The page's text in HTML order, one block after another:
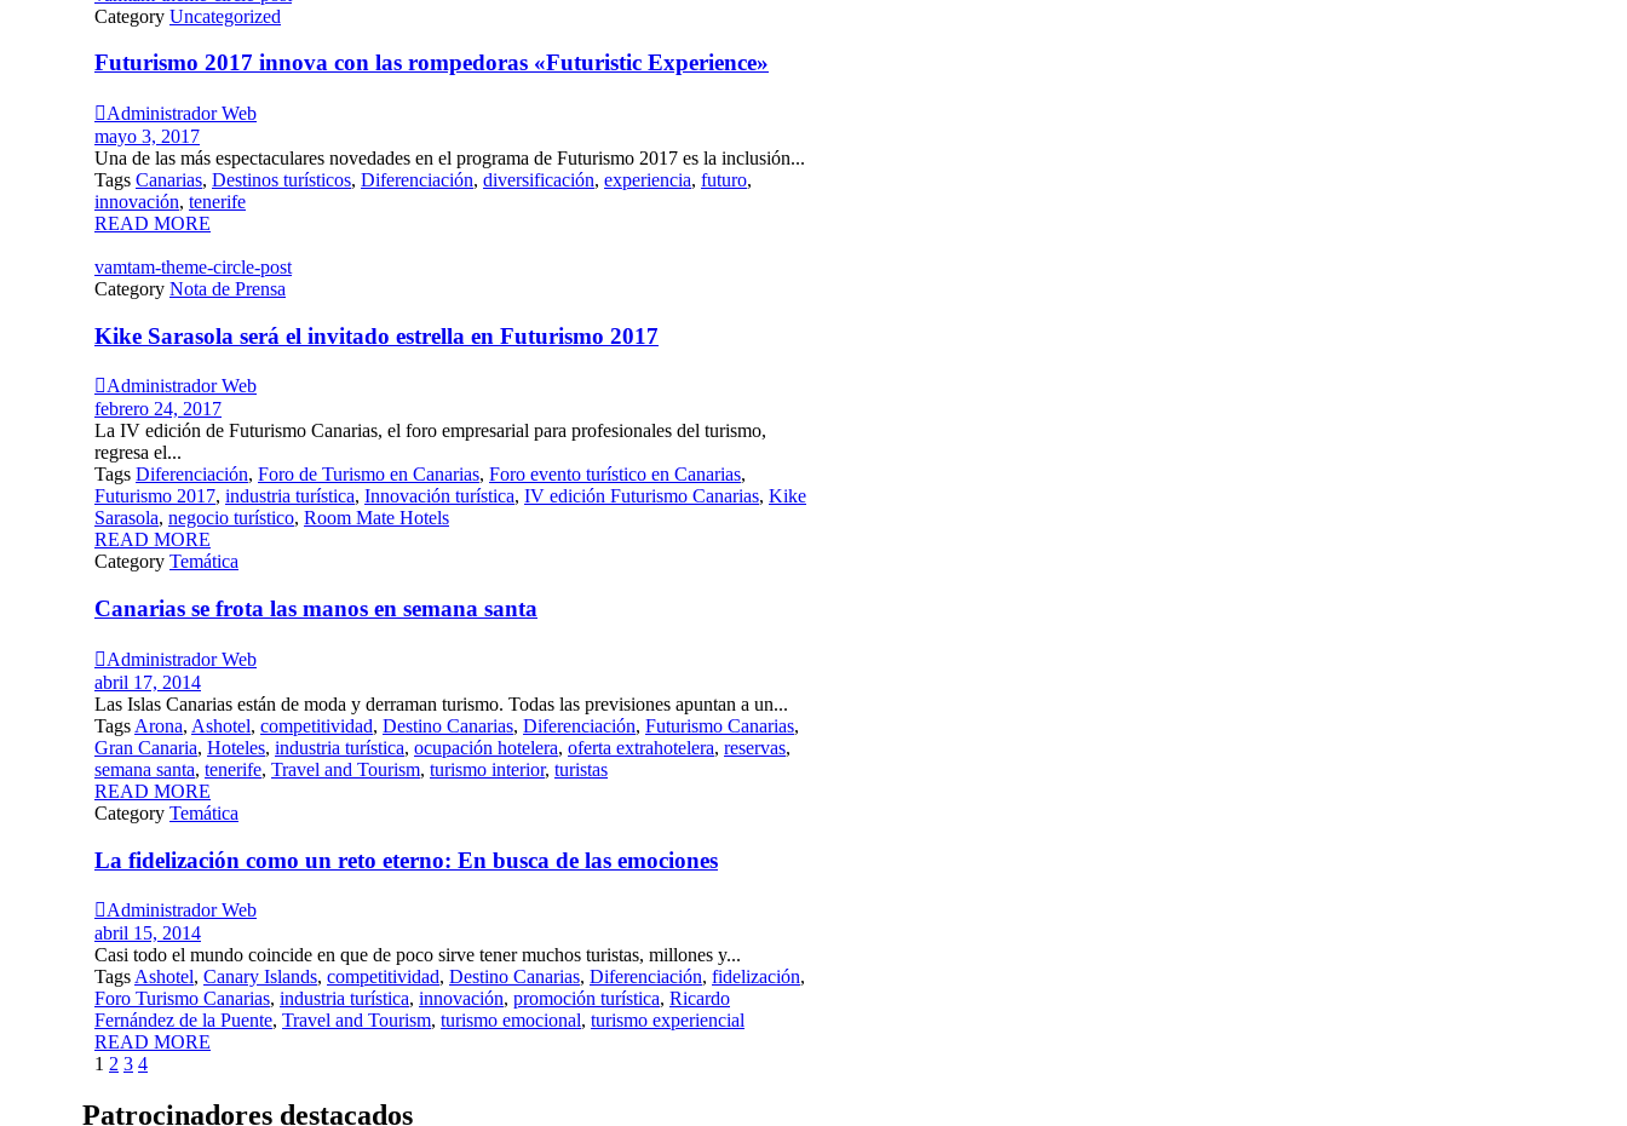
Category Uncategorized
Futurismo 2017 innova con las rompedoras «Futuristic Experience»
Administrador Web
mayo 3, 2017
Una de las más espectaculares novedades en el programa de Futurismo 2017 es la inclusión...
Tags Canarias, Destinos turísticos, Diferenciación, diversificación, experiencia, futuro,
innovación, tenerife
READ MORE
vamtam-theme-circle-post
Category Nota de Prensa
Kike Sarasola será el invitado estrella en Futurismo 2017
Administrador Web
febrero 24, 2017
La IV edición de Futurismo Canarias, el foro empresarial para profesionales del turismo,
regresa el...
Tags Diferenciación, Foro de Turismo en Canarias, Foro evento turístico en Canarias,
Futurismo 2017, industria turística, Innovación turística, IV edición Futurismo Canarias, Kike
Sarasola, negocio turístico, Room Mate Hotels
READ MORE
Category Temática
Canarias se frota las manos en semana santa
Administrador Web
abril 17, 2014
Las Islas Canarias están de moda y derraman turismo. Todas las previsiones apuntan a un...
Tags Arona, Ashotel, competitividad, Destino Canarias, Diferenciación, Futurismo Canarias,
Gran Canaria, Hoteles, industria turística, ocupación hotelera, oferta extrahotelera, reservas,
semana santa, tenerife, Travel and Tourism, turismo interior, turistas
READ MORE
Category Temática
La fidelización como un reto eterno: En busca de las emociones
Administrador Web
abril 15, 2014
Casi todo el mundo coincide en que de poco sirve tener muchos turistas, millones y...
Tags Ashotel, Canary Islands, competitividad, Destino Canarias, Diferenciación, fidelización,
Foro Turismo Canarias, industria turística, innovación, promoción turística, Ricardo
Fernández de la Puente, Travel and Tourism, turismo emocional, turismo experiencial
READ MORE
Page
of
1 2 3 4Next
Patrocinadores destacados